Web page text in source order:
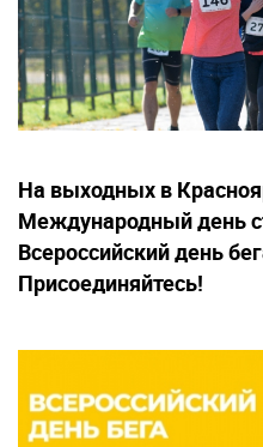
На выходных в
Международный день
Всероссийский день
Присоединяйтесь!